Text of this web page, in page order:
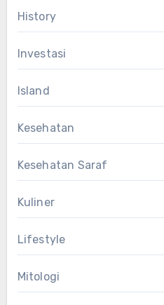
History
Investasi
Island
Kesehatan
Kesehatan Saraf
Kuliner
Lifestyle
Mitologi